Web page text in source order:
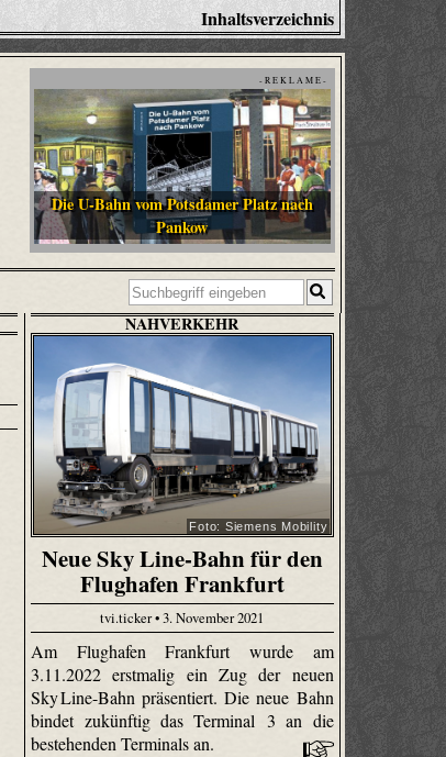
Inhaltsverzeichnis
- R E K L A M E -
Die U-Bahn vom Potsdamer Platz nach
Pankow
NAHVERKEHR
Foto: Siemens Mobility
Neue Sky Line-Bahn für den
Flughafen Frankfurt
tvi.ticker • 3. November 2021
Am Flughafen Frankfurt wurde am
3.11.2022 erstmalig ein Zug der neuen
Sky Line-Bahn präsentiert. Die neue Bahn
bindet zukünftig das Terminal 3 an die
bestehenden Terminals an.